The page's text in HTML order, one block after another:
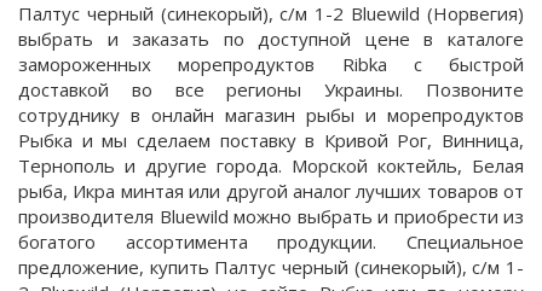
Палтус черный (синекорый), с/м 1-2 Bluewild (Норвегия)
выбрать и заказать по доступной цене в каталоге
замороженных морепродуктов Ribka с быстрой
доставкой во все регионы Украины. Позвоните
сотруднику в онлайн магазин рыбы и морепродуктов
Рыбка и мы сделаем поставку в Кривой Рог, Винница,
Тернополь и другие города. Морской коктейль, Белая
рыба, Икра минтая или другой аналог лучших товаров от
производителя Bluewild можно выбрать и приобрести из
богатого ассортимента продукции. Специальное
предложение, купить Палтус черный (синекорый), с/м 1-